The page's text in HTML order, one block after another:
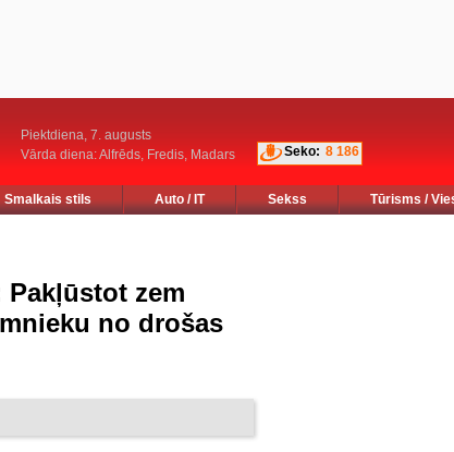
Piektdiena, 7. augusts
Vārda diena: Alfrēds, Fredis, Madars
Seko: 8 186
Smalkais stils Auto / IT Sekss Tūrisms /
Pakļūstot zem
no drošas